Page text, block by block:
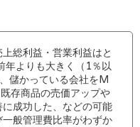
総利益・営業利益はと
年よりも大きく（1％以
儲かっている会社をM
存商品の売価アップや
成功した、などの可能
般管理費比率がわずか